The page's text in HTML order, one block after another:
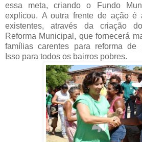
essa meta, criando o Fundo
explicou. A outra frente de ação é
existentes, através da criação
Reforma Municipal, que fornecerá
famílias carentes para reforma de
Isso para todos os bairros pobres.